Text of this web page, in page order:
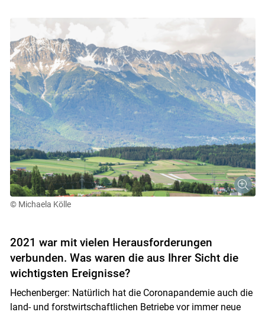
© Michaela Kölle
2021 war mit vielen Herausforderungen
verbunden. Was waren die aus Ihrer Sicht die
wichtigsten Ereignisse?
Hechenberger: Natürlich hat die Coronapandemie auch die
land- und forstwirtschaftlichen Betriebe vor immer neue